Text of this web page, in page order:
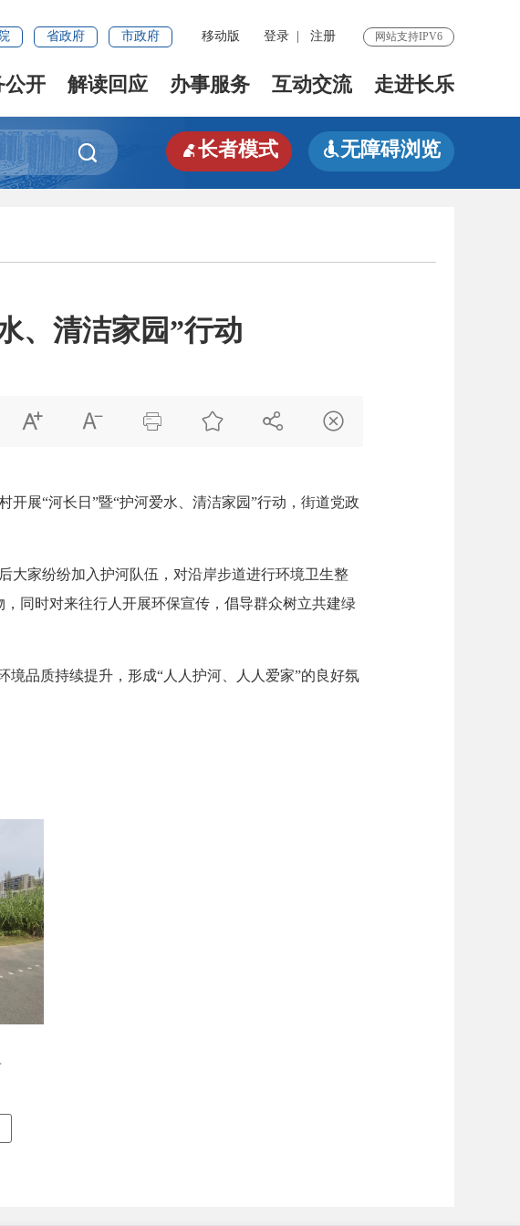
省政府 市政府 移动版 登录 注册 网站支持IPV6
公开 解读回应 办事服务 互动交流 走进长乐
 长者模式 无障碍浏览
、清洁家园”行动
     
开展“河长日”暨“护河爱水、清洁家园”行动，街道党政
大家纷纷加入护河队伍，对沿岸步道进行环境卫生整
同时对来往行人开展环保宣传，倡导群众树立共建绿
品质持续提升，形成“人人护河、人人爱家”的良好氛